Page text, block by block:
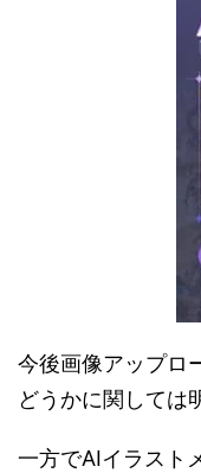
今後画像アップロ
どうかに関しては
一方でAIイラスト